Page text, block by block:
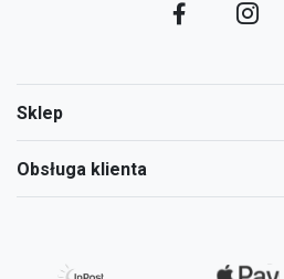
Sklep
Obsługa klienta